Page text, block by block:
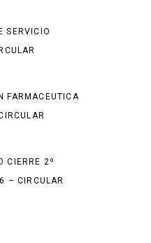
SERVICIO
FARMACEUTICA
CIERRE 2º
– CIRCULAR